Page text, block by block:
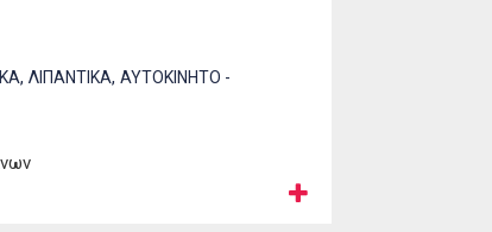
, ΛΙΠΑΝΤΙΚΑ, ΑΥΤΟΚΙΝΗΤΟ -